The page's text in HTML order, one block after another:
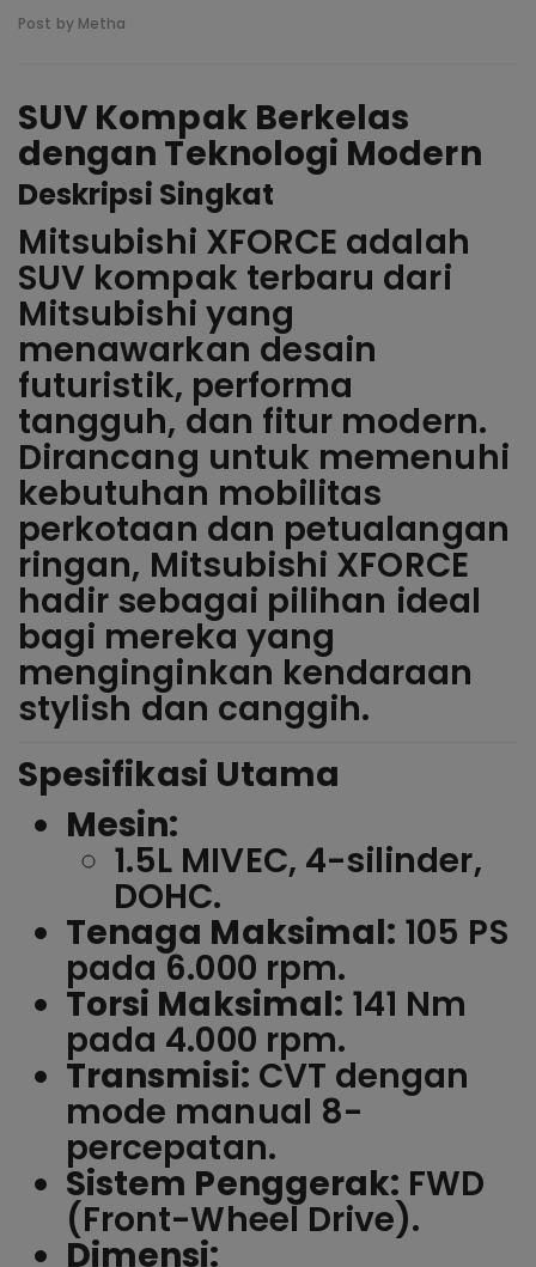
Post by Metha
SUV Kompak Berkelas
dengan Teknologi Modern
Deskripsi Singkat
Mitsubishi XFORCE adalah
SUV kompak terbaru dari
Mitsubishi yang
menawarkan desain
futuristik, performa
tangguh, dan fitur modern.
Dirancang untuk memenuhi
kebutuhan mobilitas
perkotaan dan petualangan
ringan, Mitsubishi XFORCE
hadir sebagai pilihan ideal
bagi mereka yang
menginginkan kendaraan
stylish dan canggih.
Spesifikasi Utama
Mesin:
1.5L MIVEC, 4-silinder,
DOHC.
Tenaga Maksimal: 105 PS
pada 6.000 rpm.
Torsi Maksimal: 141 Nm
pada 4.000 rpm.
Transmisi: CVT dengan
mode manual 8-
percepatan.
Sistem Penggerak: FWD
(Front-Wheel Drive).
Dimensi: